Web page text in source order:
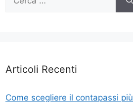
Articoli Recenti
Come scegliere il contapassi più